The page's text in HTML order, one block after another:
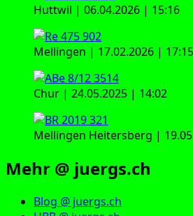
Huttwil | 06.04.2026 | 15:16
Mellingen | 17.02.2026 | 17:15
Chur | 24.05.2025 | 14:02
Mellingen Heitersberg |
Mehr @ juergs.ch
Blog @ juergs.ch